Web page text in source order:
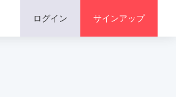
ログイン サインアップ
コメント